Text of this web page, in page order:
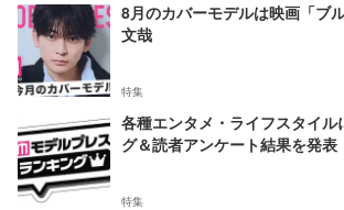
8月のカバーモデルは映画「ブ
文哉
特集
各種エンタメ・ライフスタイ
グ＆読者アンケート結果を発表
特集